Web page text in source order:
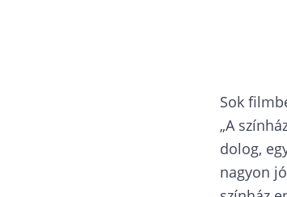
Sok
„A
dolog,
nagyon